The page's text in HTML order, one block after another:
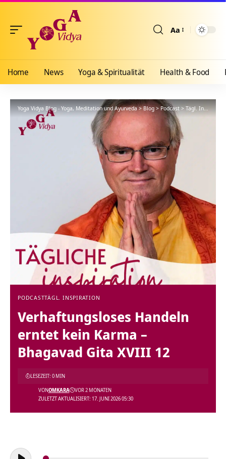
Aa
Home News Yoga & Spiritualität Health & Food
Yoga Vidya Blog - Yoga, Meditation und Ayurveda>Blog>Podcast>Tägl. Inspiration
PODCASTTÄGL. INSPIRATION
Verhaftungsloses Handeln
erntet kein Karma –
Bhagavad Gita XVIII 12
ZULETZT AKTUALISIERT: 17. JUNI 2026 05:30
VONOMKARA VOR 2 MONATEN
LESEZEIT: 0 MIN
Audio-